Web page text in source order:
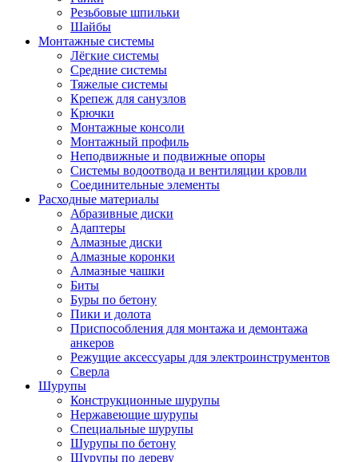
Резьбовые шпильки
Шайбы
Монтажные системы
Лёгкие системы
Средние системы
Тяжелые системы
Крепеж для санузлов
Крючки
Монтажные консоли
Монтажный профиль
Неподвижные и подвижные опоры
Системы водоотвода и вентиляции кровли
Соединительные элементы
Расходные материалы
Абразивные диски
Адаптеры
Алмазные диски
Алмазные коронки
Алмазные чашки
Биты
Буры по бетону
Пики и долота
Приспособления для монтажа и демонтажа
анкеров
Режущие аксессуары для электроинструментов
Сверла
Шурупы
Конструкционные шурупы
Нержавеющие шурупы
Специальные шурупы
Шурупы по бетону
Шурупы по дереву